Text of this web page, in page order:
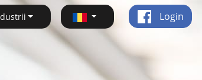
Login